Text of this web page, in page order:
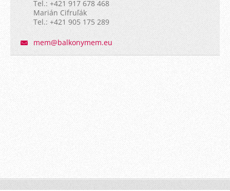
Tel.: +421 917 678 468
Marián Cifruľák
Tel.: +421 905 175 289
mem@balkonymem.eu